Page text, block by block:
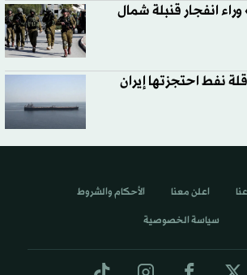
انفجار قنبلة شمال
نفط احتجزتها إيران
اعلن معنا الأحكام والشروط
سياسة الخصوصية